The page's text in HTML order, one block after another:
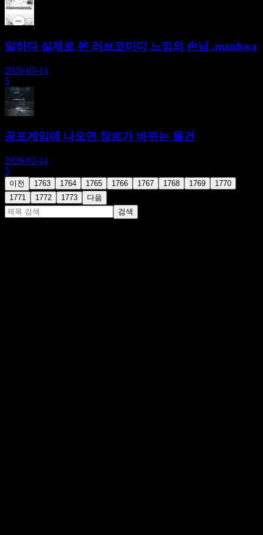
일하다 실제로 본 러브코미디 느낌의 손님 .manhwa
2026-03-14
5
공포게임에 나오면 장르가 바뀌는 물건
2026-03-14
5
이전 1763 1764 1765 1766 1767 1768 1769
1770
1771
1772 1773
다음
검색